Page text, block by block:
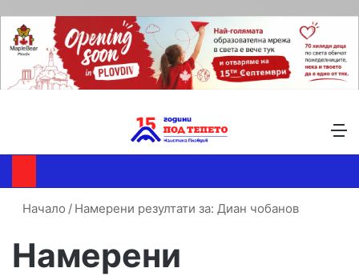
Начало / Намерени резултати за: Диан чобанов
Намерени